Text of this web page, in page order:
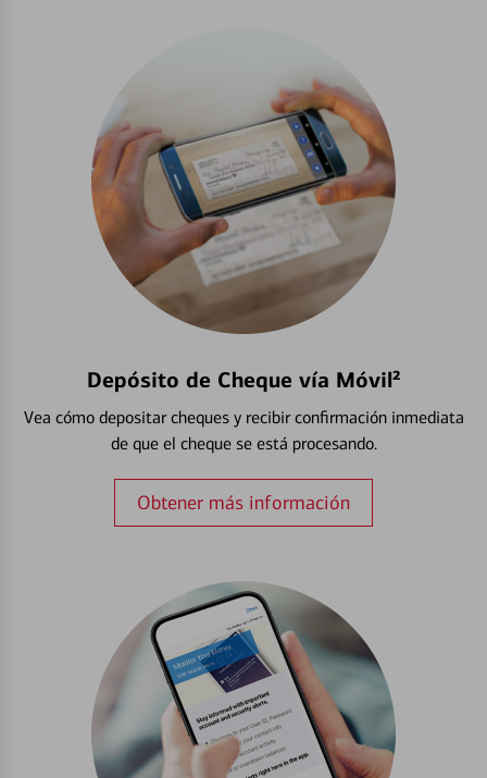
Depósito de Cheque vía Móvil²
Vea cómo depositar cheques y recibir confirmación inmediata
de que el cheque se está procesando.
Obtener más información